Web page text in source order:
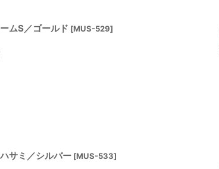
ムS／ゴールド [MUS-529]
サミ／シルバー [MUS-533]